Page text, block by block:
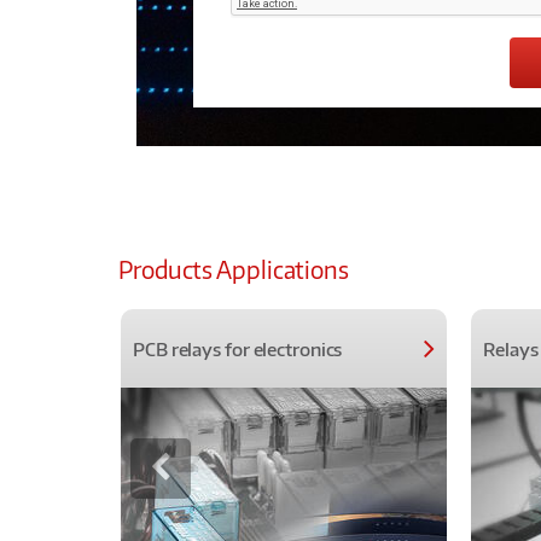
Products Applications
PCB relays for electronics